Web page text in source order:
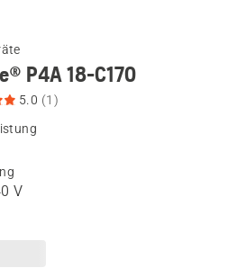
P4A 18-C170
5.0 (1)
V